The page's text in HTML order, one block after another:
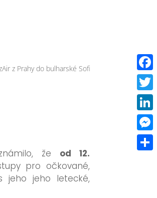
Prahy do bulharské Sofie – dostupné letenky od
že od 12.
pro očkované,
jeho jeho letecké,